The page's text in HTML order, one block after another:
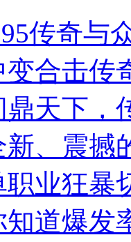
传奇与
变合击传
鼎天下，
新、震撼
职业狂暴
知道爆发